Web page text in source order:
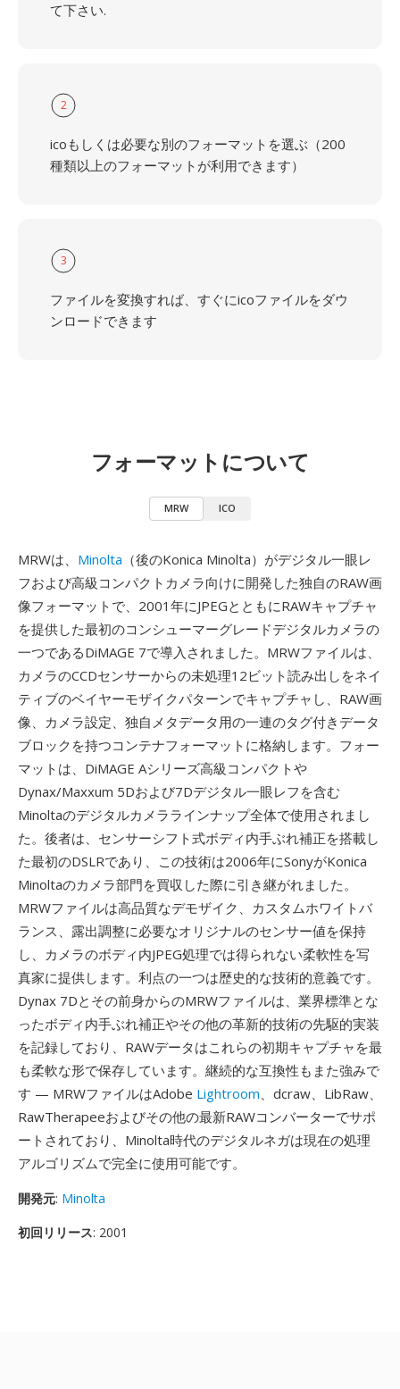
て下さい.
2
icoもしくは必要な別のフォーマットを選ぶ（200
種類以上のフォーマットが利用できます）
3
ファイルを変換すれば、すぐにicoファイルをダウ
ンロードできます
フォーマットについて
MRW ICO
MRWは、 Minolta （後のKonica Minolta）がデジタル一眼レ
フおよび高級コンパクトカメラ向けに開発した独自のRAW画
像フォーマットで、2001年にJPEGとともにRAWキャプチャ
を提供した最初のコンシューマーグレードデジタルカメラの
一つであるDiMAGE 7で導入されました。MRWファイルは、
カメラのCCDセンサーからの未処理12ビット読み出しをネイ
ティブのベイヤーモザイクパターンでキャプチャし、RAW画
像、カメラ設定、独自メタデータ用の一連のタグ付きデータ
ブロックを持つコンテナフォーマットに格納します。フォー
マットは、DiMAGE Aシリーズ高級コンパクトや
Dynax/Maxxum 5Dおよび7Dデジタル一眼レフを含む
Minoltaのデジタルカメララインナップ全体で使用されまし
た。後者は、センサーシフト式ボディ内手ぶれ補正を搭載し
た最初のDSLRであり、この技術は2006年にSonyがKonica
Minoltaのカメラ部門を買収した際に引き継がれました。
MRWファイルは高品質なデモザイク、カスタムホワイトバ
ランス、露出調整に必要なオリジナルのセンサー値を保持
し、カメラのボディ内JPEG処理では得られない柔軟性を写
真家に提供します。利点の一つは歴史的な技術的意義です。
Dynax 7Dとその前身からのMRWファイルは、業界標準とな
ったボディ内手ぶれ補正やその他の革新的技術の先駆的実装
を記録しており、RAWデータはこれらの初期キャプチャを最
も柔軟な形で保存しています。継続的な互換性もまた強みで
す — MRWファイルはAdobe Lightroom、dcraw、LibRaw、
RawTherapeeおよびその他の最新RAWコンバーターでサポ
ートされており、Minolta時代のデジタルネガは現在の処理
アルゴリズムで完全に使用可能です。
開発元: Minolta
初回リリース: 2001